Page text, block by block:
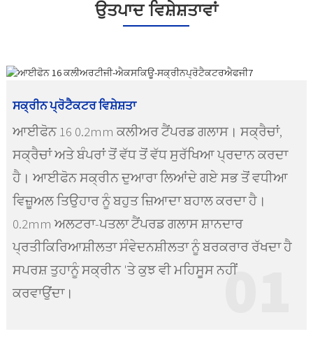
ਉਤਪਾਦ ਵਿਸ਼ੇਸ਼ਤਾਵਾਂ
ਸਕ੍ਰੀਨ ਪ੍ਰੋਟੈਕਟਰ ਵਿਸ਼ੇਸ਼ਤਾ
ਆਈਫੋਨ 16 0.2mm ਕਲੀਅਰ ਟੈਂਪਰਡ ਗਲਾਸ। ਸਕ੍ਰੈਚਾਂ,
ਸਕ੍ਰੈਚਾਂ ਅਤੇ ਬੰਪਰਾਂ ਤੋਂ ਵੱਧ ਤੋਂ ਵੱਧ ਸੁਰੱਖਿਆ ਪ੍ਰਦਾਨ ਕਰਦਾ
ਹੈ। ਆਈਫੋਨ ਸਕ੍ਰੀਨ ਦੁਆਰਾ ਲਿਆਂਦੇ ਗਏ ਸਭ ਤੋਂ ਵਧੀਆ
ਵਿਜ਼ੂਅਲ ਤਿਉਹਾਰ ਨੂੰ ਬਹੁਤ ਜ਼ਿਆਦਾ ਬਹਾਲ ਕਰਦਾ ਹੈ।
0.2mm ਅਲਟਰਾ-ਪਤਲਾ ਟੈਂਪਰਡ ਗਲਾਸ ਸ਼ਾਨਦਾਰ
ਪ੍ਰਤੀਕਿਰਿਆਸ਼ੀਲਤਾ ਸੰਵੇਦਨਸ਼ੀਲਤਾ ਨੂੰ ਬਰਕਰਾਰ ਰੱਖਦਾ ਹੈ
ਸਪਰਸ਼ ਤੁਹਾਨੂੰ ਸਕ੍ਰੀਨ 'ਤੇ ਕੁਝ ਵੀ ਮਹਿਸੂਸ ਨਹੀਂ
ਕਰਵਾਉਂਦਾ।
01